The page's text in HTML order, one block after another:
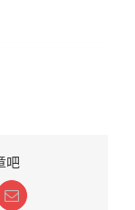
吧
Email: